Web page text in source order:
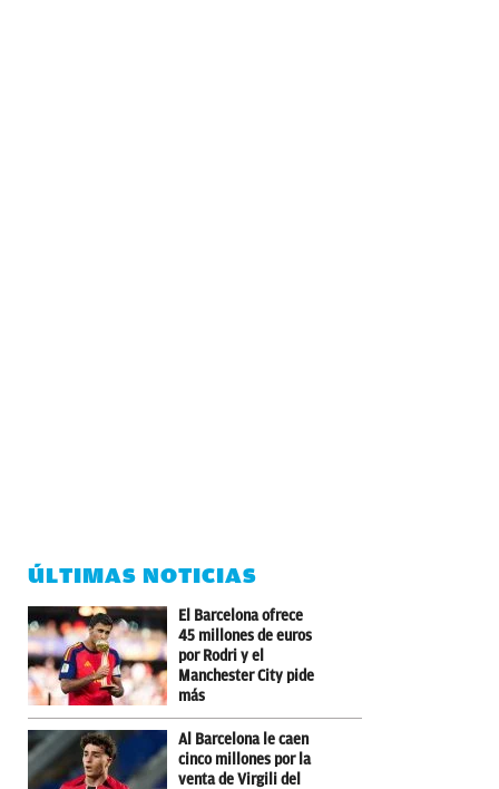
ÚLTIMAS NOTICIAS
El Barcelona ofrece
45 millones de euros
por Rodri y el
Manchester City pide
más
Al Barcelona le caen
cinco millones por la
venta de Virgili del